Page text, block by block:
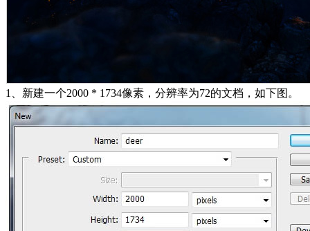
1、新建一个2000 * 1734像素，分辨率为72的文档，如下图。